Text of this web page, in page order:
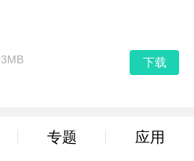
下载
专题 应用